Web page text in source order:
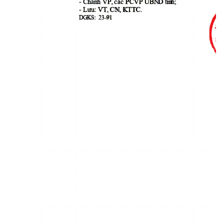
-  
DGKS:
  23-
91